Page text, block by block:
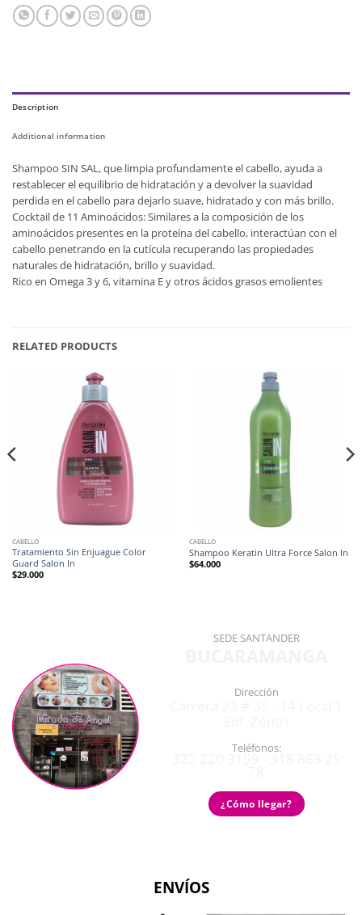
Description
Additional information
Shampoo SIN SAL, que limpia profundamente el cabello, ayuda a
restablecer el equilibrio de hidratación y a devolver la suavidad
perdida en el cabello para dejarlo suave, hidratado y con más brillo.
Cocktail de 11 Aminoácidos: Similares a la composición de los
aminoácidos presentes en la proteína del cabello, interactúan con el
cabello penetrando en la cutícula recuperando las propiedades
naturales de hidratación, brillo y suavidad.
Rico en Omega 3 y 6, vitamina E y otros ácidos grasos emolientes
RELATED PRODUCTS
CABELLO
Tratamiento Sin Enjuague Color
Guard Salon In
$29.000
CABELLO
Shampoo Keratin Ultra Force Salon In
$64.000
SEDE SANTANDER
Dirección
Teléfonos:
322 220 9159 - 318 863 29
¿Cómo llegar?
ENVÍOS